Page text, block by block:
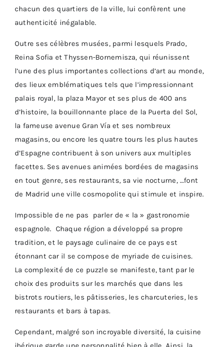
chacun des quartiers de la ville, lui confèrent une
authenticité inégalable.
Outre ses célèbres musées, parmi lesquels Prado,
Reina Sofia et Thyssen-Bornemisza, qui réunissent
l’une des plus importantes collections d’art au monde,
des lieux emblématiques tels que l’impressionnant
palais royal, la plaza Mayor et ses plus de 400 ans
d’histoire, la bouillonnante place de la Puerta del Sol,
la fameuse avenue Gran Vía et ses nombreux
magasins, ou encore les quatre tours les plus hautes
d’Espagne contribuent à son univers aux multiples
facettes. Ses avenues animées bordées de magasins
en tout genre, ses restaurants, sa vie nocturne, …font
de Madrid une ville cosmopolite qui stimule et inspire.
Impossible de ne pas parler de « la » gastronomie
espagnole. Chaque région a développé sa propre
tradition, et le paysage culinaire de ce pays est
étonnant car il se compose de myriade de cuisines.
La complexité de ce puzzle se manifeste, tant par le
choix des produits sur les marchés que dans les
bistrots routiers, les pâtisseries, les charcuteries, les
restaurants et bars à tapas.
Cependant, malgré son incroyable diversité, la cuisine